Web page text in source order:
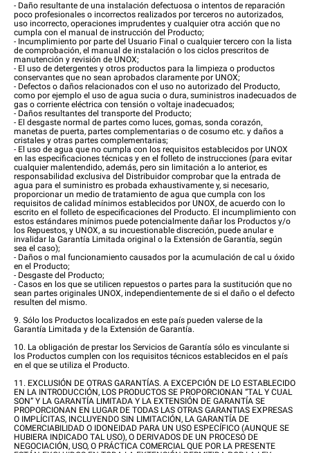
- Daño resultante de una instalación defectuosa o intentos de reparación
poco profesionales o incorrectos realizados por terceros no autorizados,
uso incorrecto, operaciones imprudentes y cualquier otra acción que no
cumpla con el manual de instrucción del Producto;
- Incumplimiento por parte del Usuario Final o cualquier tercero con la lista
de comprobación, el manual de instalación o los ciclos prescritos de
manutención y revisión de UNOX;
- El uso de detergentes y otros productos para la limpieza o productos
conservantes que no sean aprobados claramente por UNOX;
- Defectos o daños relacionados con el uso no autorizado del Producto,
como por ejemplo el uso de agua sucia o dura, suministros inadecuados de
gas o corriente eléctrica con tensión o voltaje inadecuados;
- Daños resultantes del transporte del Producto;
- El desgaste normal de partes como luces, gomas, sonda corazón,
manetas de puerta, partes complementarias o de cosumo etc. y daños a
cristales y otras partes complementarias;
- El uso de agua que no cumpla con los requisitos establecidos por UNOX
en las especificaciones técnicas y en el folleto de instrucciones (para evitar
cualquier malentendido, además, pero sin limitación a lo anterior, es
responsabilidad exclusiva del Distribuidor comprobar que la entrada de
agua para el suministro es probada exhaustivamente y, si necesario,
proporcionar un medio de tratamiento de agua que cumpla con los
requisitos de calidad mínimos establecidos por UNOX, de acuerdo con lo
escrito en el folleto de especificaciones del Producto. El incumplimiento con
estos estándares mínimos puede potencialmente dañar los Productos y/o
los Repuestos, y UNOX, a su incuestionable discreción, puede anular e
invalidar la Garantía Limitada original o la Extensión de Garantía, según
sea el caso);
- Daños o mal funcionamiento causados por la acumulación de cal u óxido
en el Producto;
- Desgaste del Producto;
- Casos en los que se utilicen repuestos o partes para la sustitución que no
sean partes originales UNOX, independientemente de si el daño o el defecto
resulten del mismo.
9. Sólo los Productos localizados en este país pueden valerse de la
Garantía Limitada y de la Extensión de Garantía.
10. La obligación de prestar los Servicios de Garantía sólo es vinculante si
los Productos cumplen con los requisitos técnicos establecidos en el país
en el que se utiliza el Producto.
11. EXCLUSIÓN DE OTRAS GARANTÍAS. A EXCEPCIÓN DE LO ESTABLECIDO
EN LA INTRODUCCIÓN, LOS PRODUCTOS SE PROPORCIONAN “TAL Y CUAL
SON” Y LA GARANTÍA LIMITADA Y LA EXTENSIÓN DE GARANTÍA SE
PROPORCIONAN EN LUGAR DE TODAS LAS OTRAS GARANTIAS EXPRESAS
O IMPLÍCITAS, INCLUYENDO SIN LIMITACIÓN, LA GARANTÍA DE
COMERCIABILIDAD O IDONEIDAD PARA UN USO ESPECÍFICO (AUNQUE SE
HUBIERA INDICADO TAL USO), O DERIVADOS DE UN PROCESO DE
NEGOCIACIÓN, USO, O PRÁCTICA COMERCIAL QUE POR LA PRESENTE